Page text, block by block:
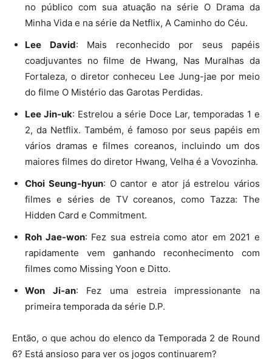
no público com sua atuação na série O Drama da
Minha Vida e na série da Netflix, A Caminho do Céu.
Lee David: Mais reconhecido por seus papéis
coadjuvantes no filme de Hwang, Nas Muralhas da
Fortaleza, o diretor conheceu Lee Jung-jae por meio
do filme O Mistério das Garotas Perdidas.
Lee Jin-uk: Estrelou a série Doce Lar, temporadas 1 e
2, da Netflix. Também, é famoso por seus papéis em
vários dramas e filmes coreanos, incluindo um dos
maiores filmes do diretor Hwang, Velha é a Vovozinha.
Choi Seung-hyun: O cantor e ator já estrelou vários
filmes e séries de TV coreanos, como Tazza: The
Hidden Card e Commitment.
Roh Jae-won: Fez sua estreia como ator em 2021 e
rapidamente vem ganhando reconhecimento com
filmes como Missing Yoon e Ditto.
Won Ji-an: Fez uma estreia impressionante na
primeira temporada da série D.P.
Então, o que achou do elenco da Temporada 2 de Round
6? Está ansioso para ver os jogos continuarem?